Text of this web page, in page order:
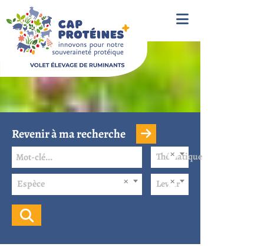
Revenir à ma recherche
Thématique
Espèce Levier